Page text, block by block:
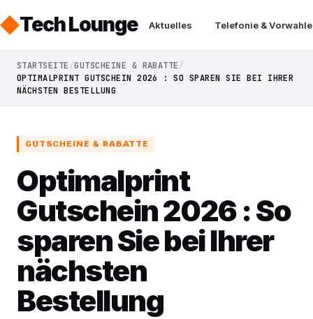
Tech Lounge Aktuelles Telefonie &
STARTSEITE GUTSCHEINE & RABATTE
OPTIMALPRINT GUTSCHEIN 2026 : SO SPAREN SIE BEI IHRER
NÄCHSTEN BESTELLUNG
GUTSCHEINE & RABATTE
Optimalprint
Gutschein 2026 : So
sparen Sie bei Ihrer
nächsten
Bestellung